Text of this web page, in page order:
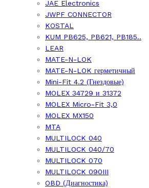
JAE Electronics
JWPF CONNECTOR
KOSTAL
KUM PB625, PB621, PB185..
LEAR
MATE-N-LOK
MATE-N-LOK герметичный
Mini-Fit 4.2 (Гнездовые)
MOLEX 34729 и 31372
MOLEX Micro-Fit 3,0
MOLEX MX150
MTA
MULTILOCK 040
MULTILOCK 040/70
MULTILOCK 070
MULTILOCK 090III
OBD (Диагностика)